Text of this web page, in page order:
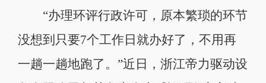
“办理环评行政许可，原本繁琐的环节
没想到只要7个工作日就办好了，不用再
一趟一趟地跑了。”近日，浙江帝力驱动设